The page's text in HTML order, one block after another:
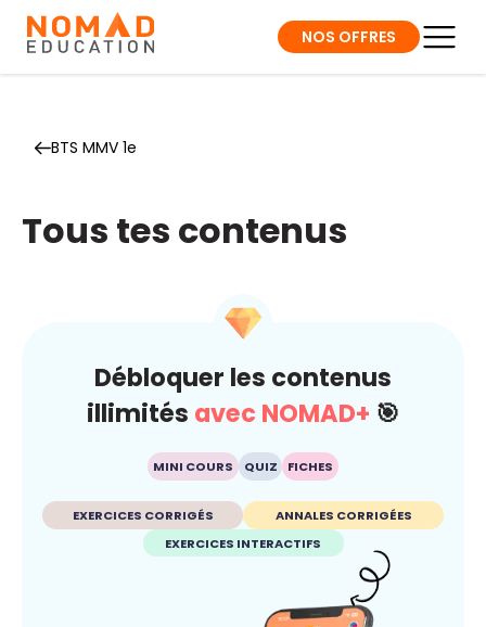
NOS OFFRES
BTS MMV 1e
Tous tes contenus
Débloquer les contenus
illimités avec NOMAD+ 🎯
MINI COURS QUIZ FICHES
EXERCICES CORRIGÉS
ANNALES CORRIGÉES
EXERCICES INTERACTIFS